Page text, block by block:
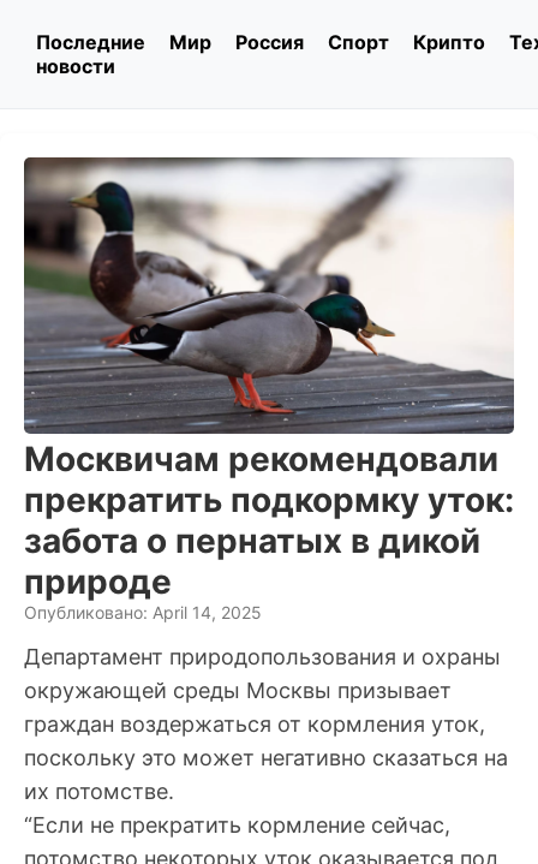
Последние
новости
Мир Россия Спорт Крипто
Москвичам рекомендовали
прекратить подкормку уток:
забота о пернатых в дикой
природе
Опубликовано: April 14, 2025
Департамент природопользования и охраны
окружающей среды Москвы призывает
граждан воздержаться от кормления уток,
поскольку это может негативно сказаться на
их потомстве.
“Если не прекратить кормление сейчас,
потомство некоторых уток оказывается под